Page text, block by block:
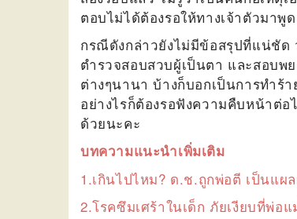
ตอบไม่ได้ต้องรอให้ทางเจ้าตัวมาพูด
กรณีดังกล่าวยังไม่มีข้อสรุปที่แน่ชัด
ตำรวจสอบสวบผู้เป็นตา และสอบพ
ต่างๆนานา บ้างก็บอกเป็นการทำร้
อย่างไรก็ต้องรอฟังความคืบหน้าต่อ
ด้วยนะคะ
บทความแนะนำเพิ่มเติม
1.เกินไปไหม? ด.ช.ถูกพ่อตี เป็นแผ
2.โรคซึมเศร้าในเด็ก ภัยเงียบที่พ่อ